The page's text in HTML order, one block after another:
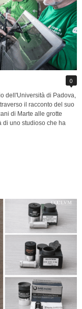
0
dell'Università di Padova,
il racconto del suo
di Marte alle grotte
di uno studioso che ha